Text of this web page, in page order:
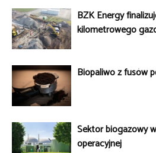
BZK Energy
kilometrowego
Biopaliwo z fusów
Sektor biogazowy
operacyjnej